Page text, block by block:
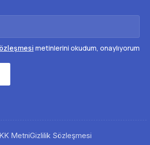
metinlerini okudum, onaylıyorum
MetniGizlilik Sözleşmesi